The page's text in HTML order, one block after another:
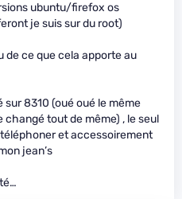
ubuntu/firefox os
je suis sur du root)
ce que cela apporte au
sur 8310 (oué oué le même
tout de même) , le seul
et accessoirement
jean’s